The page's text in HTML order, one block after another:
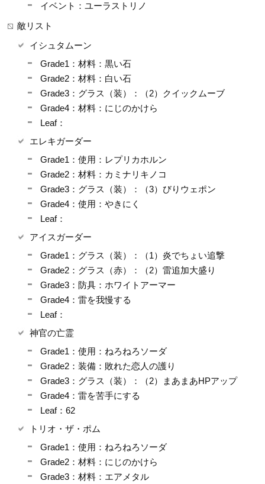
イベント：ユーラストリノ
敵リスト
イシュタムーン
Grade1：材料：黒い石
Grade2：材料：白い石
Grade3：グラス（装）：（2）クイックムーブ
Grade4：材料：にじのかけら
Leaf：
エレキガーダー
Grade1：使用：レプリカホルン
Grade2：材料：カミナリキノコ
Grade3：グラス（装）：（3）びりウェポン
Grade4：使用：やきにく
Leaf：
アイスガーダー
Grade1：グラス（装）：（1）炎でちょい追撃
Grade2：グラス（赤）：（2）雷追加大盛り
Grade3：防具：ホワイトアーマー
Grade4：雷を我慢する
Leaf：
神官の亡霊
Grade1：使用：ねろねろソーダ
Grade2：装備：敗れた恋人の護り
Grade3：グラス（装）：（2）まあまあHPアップ
Grade4：雷を苦手にする
Leaf：62
トリオ・ザ・ポム
Grade1：使用：ねろねろソーダ
Grade2：材料：にじのかけら
Grade3：材料：エアメタル